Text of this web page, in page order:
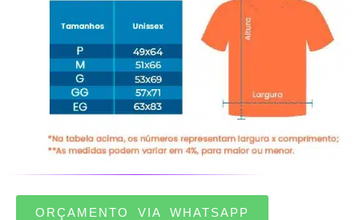
ORÇAMENTO VIA WHATSAPP